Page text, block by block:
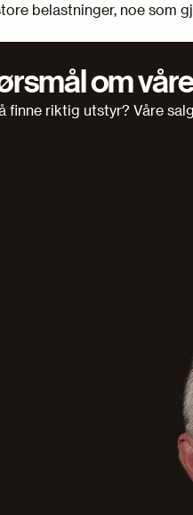
belastninger, noe som
om
finne riktig utstyr? Våre